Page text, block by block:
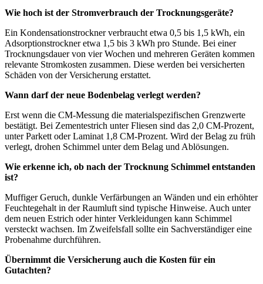
Wie hoch ist der Stromverbrauch der Trocknungsgeräte?
Ein Kondensationstrockner verbraucht etwa 0,5 bis 1,5 kWh, ein
Adsorptionstrockner etwa 1,5 bis 3 kWh pro Stunde. Bei einer
Trocknungsdauer von vier Wochen und mehreren Geräten kommen
relevante Stromkosten zusammen. Diese werden bei versicherten
Schäden von der Versicherung erstattet.
Wann darf der neue Bodenbelag verlegt werden?
Erst wenn die CM-Messung die materialspezifischen Grenzwerte
bestätigt. Bei Zementestrich unter Fliesen sind das 2,0 CM-Prozent,
unter Parkett oder Laminat 1,8 CM-Prozent. Wird der Belag zu früh
verlegt, drohen Schimmel unter dem Belag und Ablösungen.
Wie erkenne ich, ob nach der Trocknung Schimmel entstanden
ist?
Muffiger Geruch, dunkle Verfärbungen an Wänden und ein erhöhter
Feuchtegehalt in der Raumluft sind typische Hinweise. Auch unter
dem neuen Estrich oder hinter Verkleidungen kann Schimmel
versteckt wachsen. Im Zweifelsfall sollte ein Sachverständiger eine
Probenahme durchführen.
Übernimmt die Versicherung auch die Kosten für ein
Gutachten?